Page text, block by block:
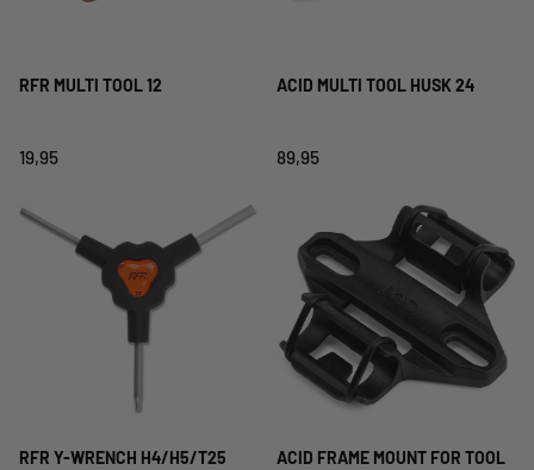
RFR MULTI TOOL 12
19,95
ACID MULTI TOOL HUSK 24
89,95
RFR Y-WRENCH H4/H5/T25
ACID FRAME MOUNT FOR TOOL